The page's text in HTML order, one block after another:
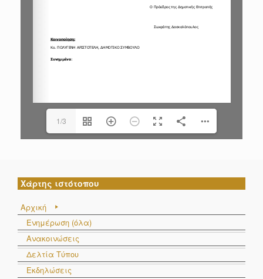
1/3
Χάρτης ιστότοπου
Αρχική
Ενημέρωση (όλα)
Ανακοινώσεις
Δελτία Τύπου
Εκδηλώσεις